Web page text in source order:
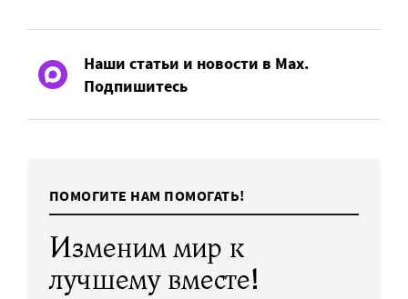
Наши статьи и новости в Max.
Подпишитесь
ПОМОГИТЕ НАМ ПОМОГАТЬ!
Изменим мир к
лучшему вместе!